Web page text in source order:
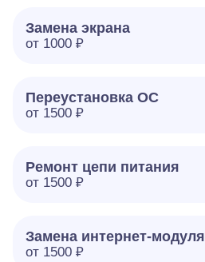
Замена экрана
от 1000 ₽
Переустановка ОС
от 1500 ₽
Ремонт цепи питания
от 1500 ₽
Замена интернет-модуля
от 1500 ₽